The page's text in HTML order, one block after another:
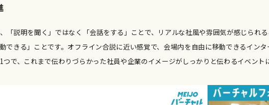
「説明を聞く」ではなく「会話をする」ことで、リアルな社風や雰囲気が感じられ
できる」ことです。オフライン合説に近い感覚で、会場内を自由に移動できるイン
で、これまで伝わりづらかった社員や企業のイメージがしっかりと伝わるイベント